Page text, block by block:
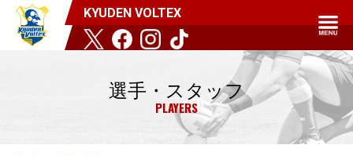
KYUDEN VOLTEX
選手・スタッフ
PLAYERS